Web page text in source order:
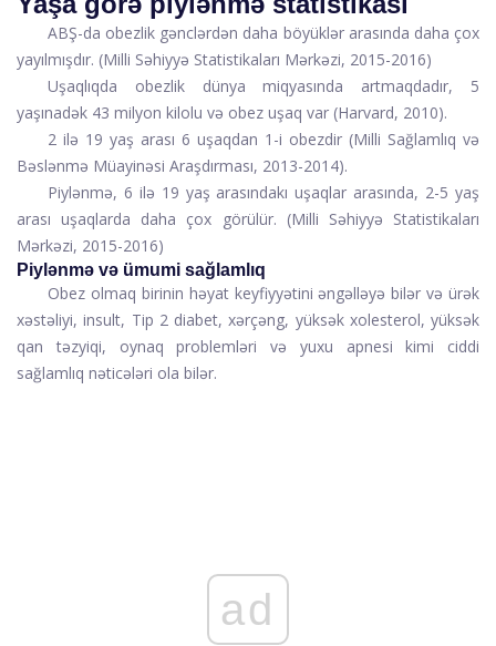
ABŞ-da obezlik gənclərdən daha böyüklər arasında daha çox
yayılmışdır. (Milli Səhiyyə Statistikaları Mərkəzi, 2015-2016)
Uşaqlıqda obezlik dünya miqyasında artmaqdadır, 5
yaşınadək 43 milyon kilolu və obez uşaq var (Harvard, 2010).
2 ilə 19 yaş arası 6 uşaqdan 1-i obezdir (Milli Sağlamlıq və
Bəslənmə Müayinəsi Araşdırması, 2013-2014).
Piylənmə, 6 ilə 19 yaş arasındakı uşaqlar arasında, 2-5 yaş
arası uşaqlarda daha çox görülür. (Milli Səhiyyə Statistikaları
Mərkəzi, 2015-2016)
Piylənmə və ümumi sağlamlıq
Obez olmaq birinin həyat keyfiyyətini əngəlləyə bilər və ürək
xəstəliyi, insult, Tip 2 diabet, xərçəng, yüksək xolesterol, yüksək
qan təzyiqi, oynaq problemləri və yuxu apnesi kimi ciddi
sağlamlıq nəticələri ola bilər.
ad